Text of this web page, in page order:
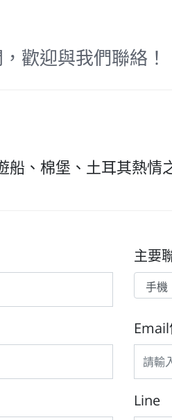
歡迎與我們聯絡！
、棉堡、土耳其熱情
主要
Line